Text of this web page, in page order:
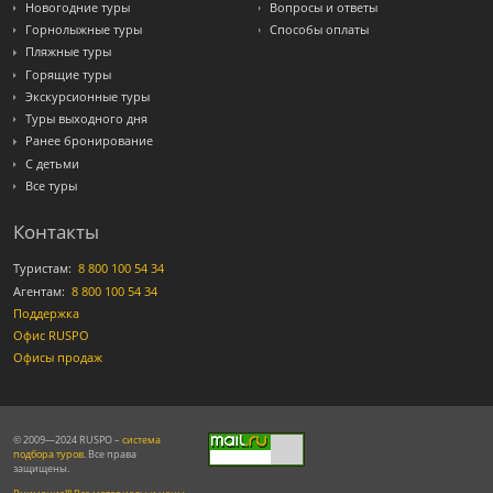
Новогодние туры
Горнолыжные туры
Пляжные туры
Горящие туры
Экскурсионные туры
Туры выходного дня
Ранее бронирование
С детьми
Все туры
Вопросы и ответы
Способы оплаты
Контакты
Туристам: 8 800 100 54 34
Агентам: 8 800 100 54 34
Поддержка
Офис RUSPO
Офисы продаж
© 2009—2024 RUSPO – система
подбора туров. Все права
защищены.